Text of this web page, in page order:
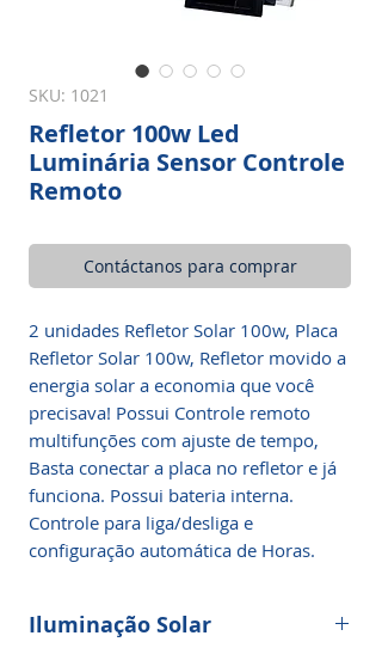
SKU: 1021
Refletor 100w Led
Luminária Sensor Controle
Remoto
Contáctanos para comprar
2 unidades Refletor Solar 100w, Placa
Refletor Solar 100w, Refletor movido a
energia solar a economia que você
precisava! Possui Controle remoto
multifunções com ajuste de tempo,
Basta conectar a placa no refletor e já
funciona. Possui bateria interna.
Controle para liga/desliga e
configuração automática de Horas.
Iluminação Solar